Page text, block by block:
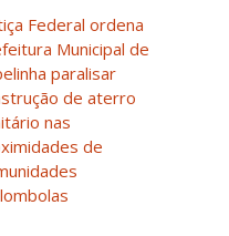
Federal ordena
Municipal de
paralisar
de aterro
nas
de